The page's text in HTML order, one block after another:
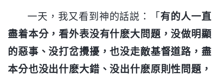
一天，我又看到神的話説：「 有的人一直
盡着本分，看外表没有什麽大問題，没做明顯
的惡事、没打岔攪擾，也没走敵基督道路，盡
本分也没出什麽大錯、没出什麽原則性問題，